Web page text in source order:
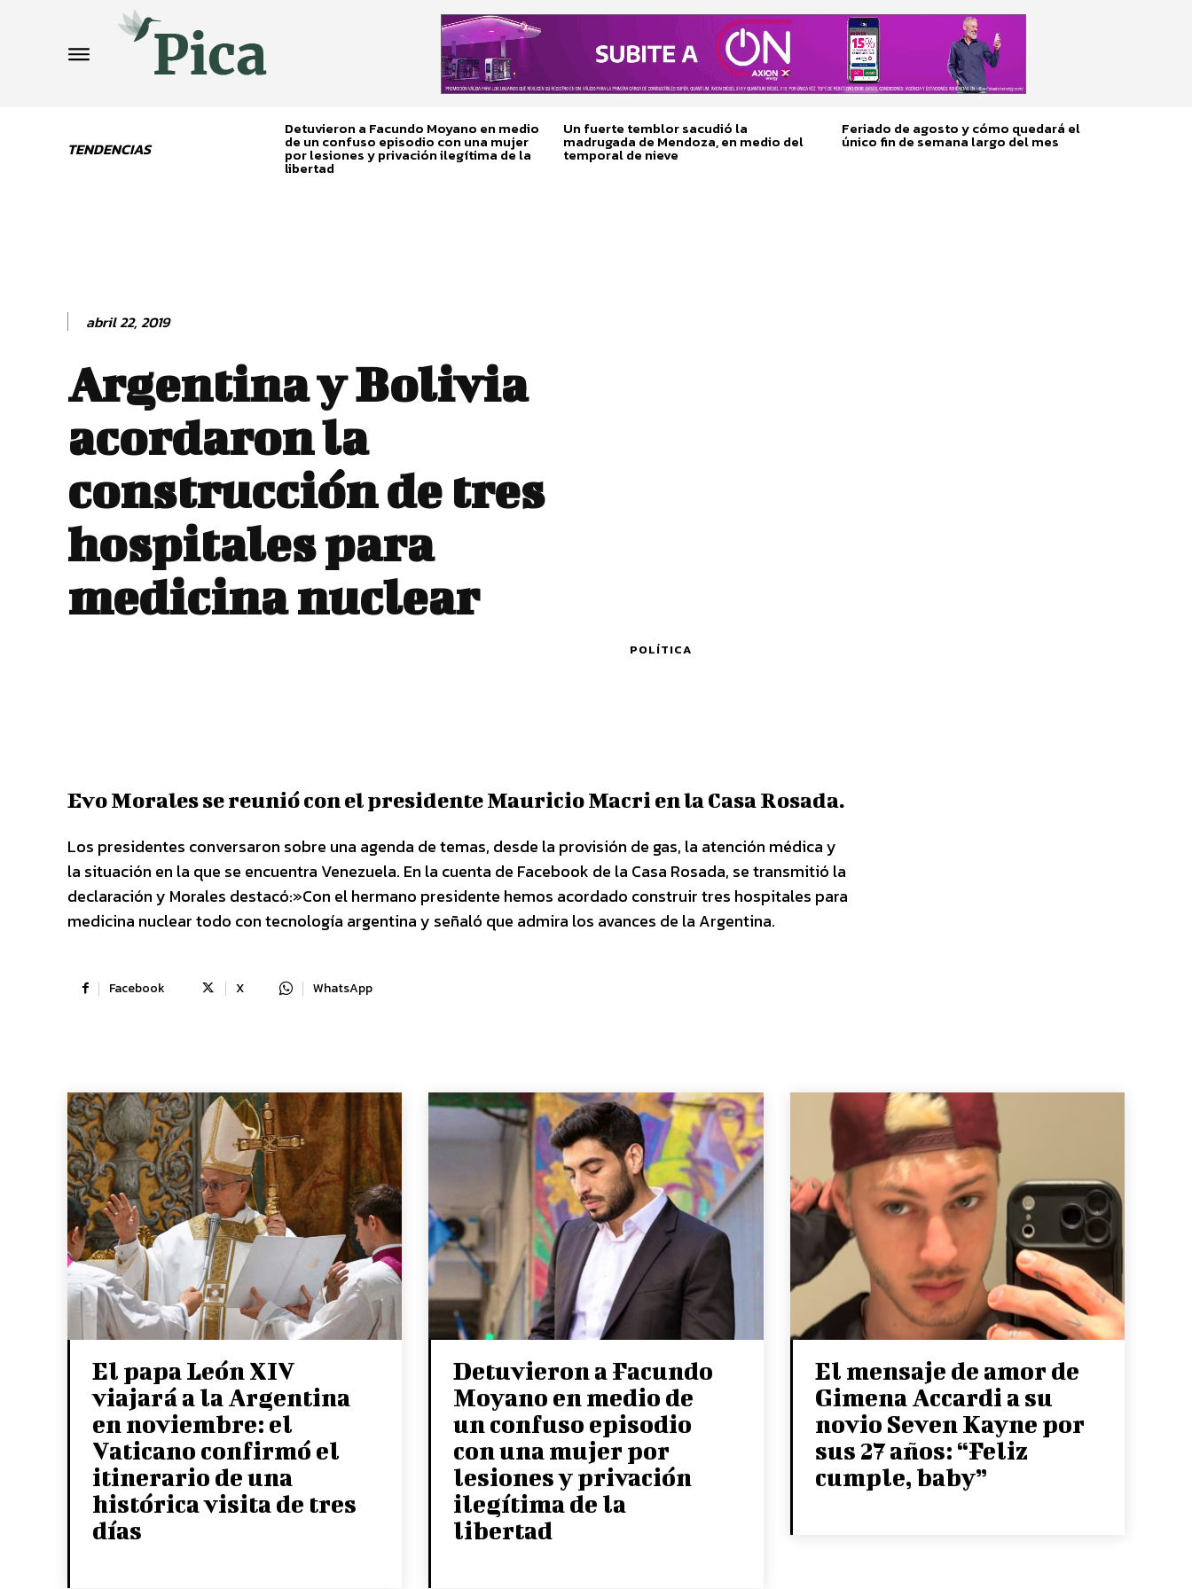
TENDENCIAS
Detuvieron a Facundo Moyano en medio
de un confuso episodio con una mujer
por lesiones y privación ilegítima de la
libertad
Un fuerte temblor sacudió la
madrugada de Mendoza, en medio del
temporal de nieve
Feriado de agosto y cómo quedará el
único fin de semana largo del mes
abril 22, 2019
Argentina y Bolivia
acordaron la
construcción de tres
hospitales para
medicina nuclear
POLÍTICA
Evo Morales se reunió con el presidente Mauricio Macri en la Casa Rosada.
Los presidentes conversaron sobre una agenda de temas, desde la provisión de gas, la atención médica y
la situación en la que se encuentra Venezuela. En la cuenta de Facebook de la Casa Rosada, se transmitió la
declaración y Morales destacó:»Con el hermano presidente hemos acordado construir tres hospitales para
medicina nuclear todo con tecnología argentina y señaló que admira los avances de la Argentina.
Facebook X WhatsApp
El papa León XIV
viajará a la Argentina
en noviembre: el
Vaticano confirmó el
itinerario de una
histórica visita de tres
días
Detuvieron a Facundo
Moyano en medio de
un confuso episodio
con una mujer por
lesiones y privación
ilegítima de la
libertad
El mensaje de amor de
Gimena Accardi a su
novio Seven Kayne por
sus 27 años: “Feliz
cumple, baby”